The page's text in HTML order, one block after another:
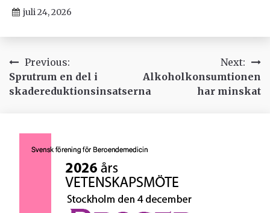
juli 24, 2026
Inläggsnavigering
Previous:
Sprutrum en del i
skadereduktionsinsatserna
Next:
Alkoholkonsumtionen
har minskat